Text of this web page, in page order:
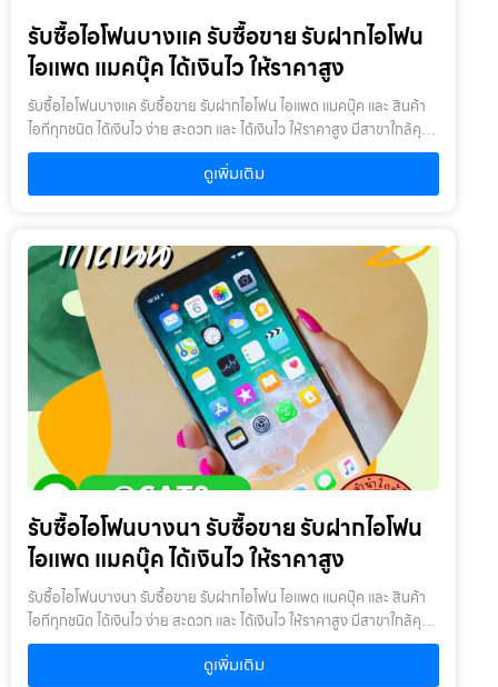
ปี : หากเกินจะพิจารณาเป็นบางรายการ โดยสินค้าต้องอยู่ในสภาพดี ไม่
เคยเสียหรือเคยซ่อมมาก่อน
รับซื้อไอโฟนบางแค รับซื้อขาย รับฝากไอโฟน
ไอแพด แมคบุ๊ค ได้เงินไว ให้ราคาสูง
รับซื้อไอโฟนบางแค รับซื้อขาย รับฝากไอโฟน ไอแพด แมคบุ๊ค และ สินค้า
ไอทีทุกชนิด ได้เงินไว ง่าย สะดวก และ ได้เงินไว ให้ราคาสูง มีสาขาใกล้คุณ
รับซื้อไอโฟนบางแค ให้บริการโดย รับซื้อขายไอโฟน.com บริการรับซื้อ
ขาย รับฝากสินค้าไอที และ ของมีค่าทุกชนิด ไม่ว่าจะเป็น ไอโฟน ไอแพด แม
คบุ๊ค กล้องถ่ายรูป สินค้าแบรนด์เนม กระเป๋า นาฬิกา ทีวี จักรยาน เครื่อง
เงื่อนไขการให้บริการ1. แจ้งความประสงค์ของท่าน : ว่าต้องการนำสินค้า
ชนิดใดมาจำนำ โดยแจ้งรุ่นสินค้า และ ประเมินราคาสินค้าในเบื้องต้น2.
กำหนดสถานที่นัดพบ : โดยผู้จำนำต้องเตรียมเอกสาร สำเนาบัตร
ประชาชน เซ็นรับรองสำเนา เพื่อยืนยันการเป็นเจ้าของสินค้า3. ตรวจสอบ
สภาพ ตีราคา และ รับเงินสดทันที : ระยะเวลาผ่อนชำระตั้งแต่ 60 วันขึ้นไป
และสูงสุด 60 เดือน อัตราดอกเบี้ยต่อปีไม่เกิน 15% ตามที่กฏหมาย
กำหนด เงิน 1,000 บาท จะมีค่าบริการ 5 บาท/วัน ท่านโอนเงินค่าบริการ
ทุก 20 วัน (นับจากวันที่จำนำสินค้า) อัตราดอกเบี้ยร้อยละ 15 ต่อปี โดย
อัตราดอกเบี้ยค่าปรับ ค่าบริการ และค่าธรรมเนียม ใดๆ เมื่อรวมกันแล้ว
สูงสุดไม่เกิน 28% ต่อปีเงื่อนไขการรับจำนำ1. ผู้จำนำ ต้องเป็นเจ้าของ
สินค้า : ผู้นำสินค้ามาจำนำ ต้องเป็นเจ้าของสินค้า โดยเราจะไม่รับจำนำ
ปี : หากเกินจะพิจารณาเป็นบางรายการ โดยสินค้าต้องอยู่ในสภาพดี ไม่
เคยเสียหรือเคยซ่อมมาก่อน
ดูเพิ่มเติม
รับซื้อไอโฟนบางนา รับซื้อขาย รับฝากไอโฟน
ไอแพด แมคบุ๊ค ได้เงินไว ให้ราคาสูง
รับซื้อไอโฟนบางนา รับซื้อขาย รับฝากไอโฟน ไอแพด แมคบุ๊ค และ สินค้า
ไอทีทุกชนิด ได้เงินไว ง่าย สะดวก และ ได้เงินไว ให้ราคาสูง มีสาขาใกล้คุณ
รับซื้อไอโฟนบางนา ให้บริการโดย รับซื้อขายไอโฟน.com บริการรับซื้อ
ขาย รับฝากสินค้าไอที และ ของมีค่าทุกชนิด ไม่ว่าจะเป็น ไอโฟน ไอแพด แม
ดูเพิ่มเติม